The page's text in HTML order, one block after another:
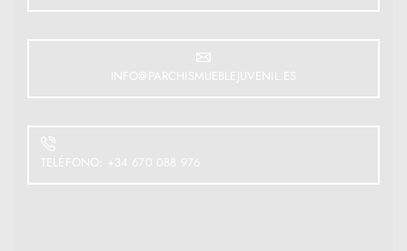
INFO@PARCHISMUEBLEJUVENIL.ES
TELÉFONO: +34 670 088 976